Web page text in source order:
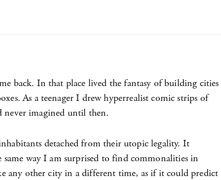
back. In that place lived the fantasy of building cities
As a teenager I drew hyperrealist comic strips of
never imagined until then.
detached from their utopic legality. It
way I am surprised to find commonalities in
any other city in a different time, as if it could predict